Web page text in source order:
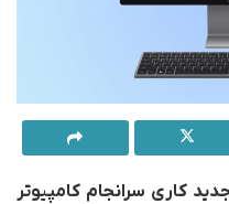
کاری سرانجام کامپیوتر